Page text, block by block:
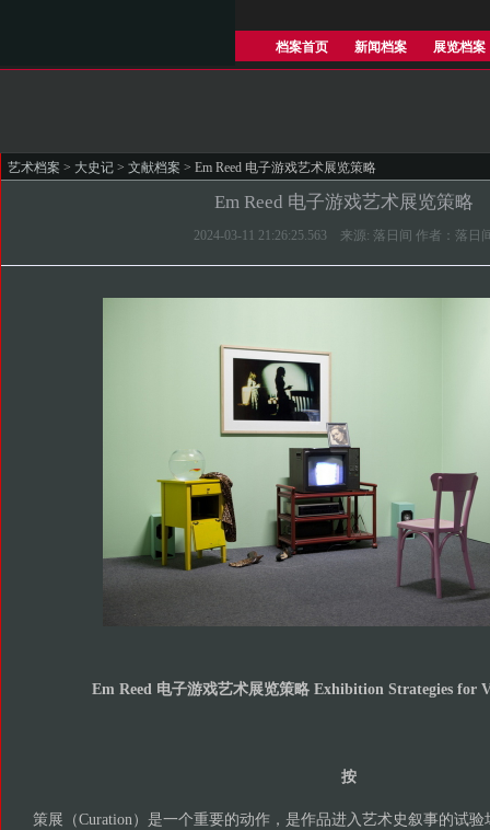
档案首页 新闻档案 展览档案
艺术档案 > 大史记 > 文献档案 > Em Reed 电子游戏艺术展览策略
Em Reed 电子游戏艺术展览策略
2024-03-11 21:26:25.563 来源: 落日间 作者：落日
Em Reed 电子游戏艺术展览策略 Exhibition Strategies for
按
策展（Curation）是一个重要的动作，是作品进入艺术史叙事的试